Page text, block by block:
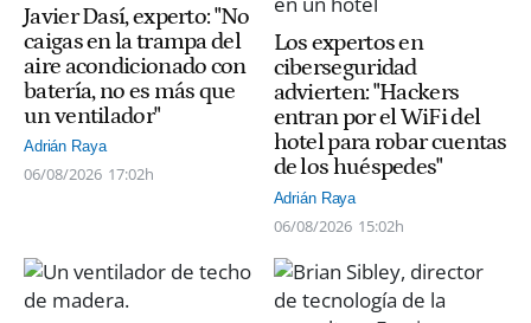
Javier Dasí, experto: "No
caigas en la trampa del
aire acondicionado con
batería, no es más que
un ventilador"
Adrián Raya
06/08/2026 17:02h
Los expertos en
ciberseguridad
advierten: "Hackers
entran por el WiFi del
hotel para robar cuentas
de los huéspedes"
Adrián Raya
06/08/2026 15:02h